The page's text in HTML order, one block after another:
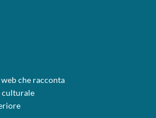
che racconta
culturale